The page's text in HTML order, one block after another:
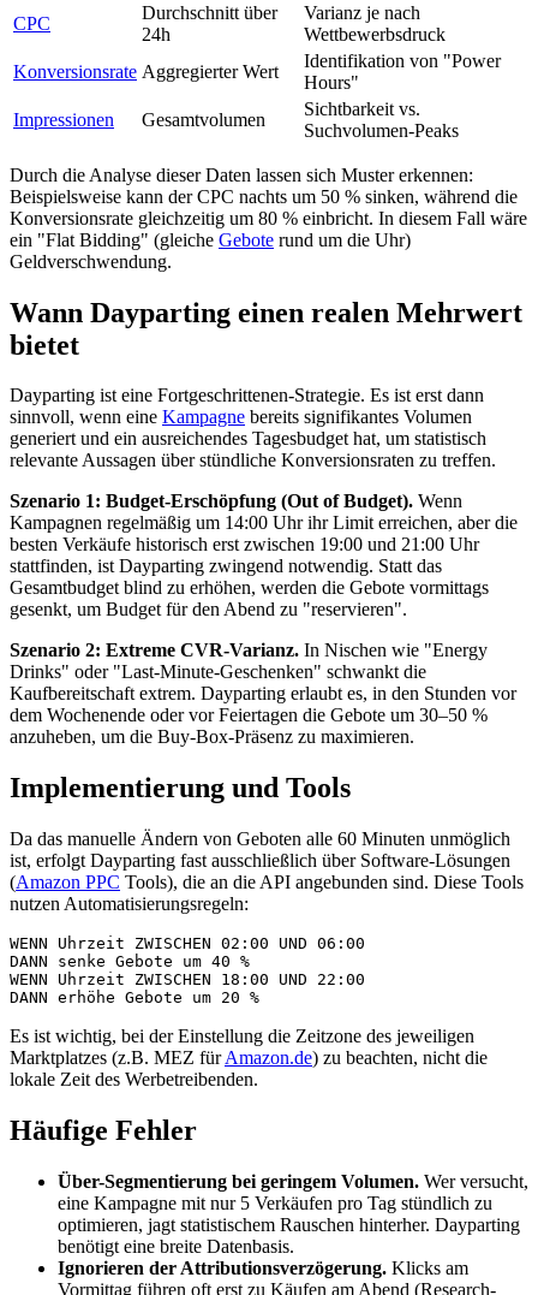
CPC
Durchschnitt über
24h
Varianz je nach
Wettbewerbsdruck
Konversionsrate Aggregierter Wert
Identifikation von "Power
Hours"
Impressionen
Gesamtvolumen
Sichtbarkeit vs.
Suchvolumen-Peaks
Durch die Analyse dieser Daten lassen sich Muster erkennen:
Beispielsweise kann der CPC nachts um 50 % sinken, während die
Konversionsrate gleichzeitig um 80 % einbricht. In diesem Fall wäre
ein "Flat Bidding" (gleiche Gebote rund um die Uhr)
Geldverschwendung.
Wann Dayparting einen realen Mehrwert
bietet
Dayparting ist eine Fortgeschrittenen-Strategie. Es ist erst dann
sinnvoll, wenn eine Kampagne bereits signifikantes Volumen
generiert und ein ausreichendes Tagesbudget hat, um statistisch
relevante Aussagen über stündliche Konversionsraten zu treffen.
Szenario 1: Budget-Erschöpfung (Out of Budget). Wenn
Kampagnen regelmäßig um 14:00 Uhr ihr Limit erreichen, aber die
besten Verkäufe historisch erst zwischen 19:00 und 21:00 Uhr
stattfinden, ist Dayparting zwingend notwendig. Statt das
Gesamtbudget blind zu erhöhen, werden die Gebote vormittags
gesenkt, um Budget für den Abend zu "reservieren".
Szenario 2: Extreme CVR-Varianz. In Nischen wie "Energy
Drinks" oder "Last-Minute-Geschenken" schwankt die
Kaufbereitschaft extrem. Dayparting erlaubt es, in den Stunden vor
dem Wochenende oder vor Feiertagen die Gebote um 30–50 %
anzuheben, um die Buy-Box-Präsenz zu maximieren.
Implementierung und Tools
Da das manuelle Ändern von Geboten alle 60 Minuten unmöglich
ist, erfolgt Dayparting fast ausschließlich über Software-Lösungen
(Amazon PPC Tools), die an die API angebunden sind. Diese Tools
nutzen Automatisierungsregeln:
WENN Uhrzeit ZWISCHEN 02:00 UND 06:00
DANN senke Gebote um 40 %
WENN Uhrzeit ZWISCHEN 18:00 UND 22:00
Es ist wichtig, bei der Einstellung die Zeitzone des jeweiligen
Marktplatzes (z.B. MEZ fürAmazon.de) zu beachten, nicht die
lokale Zeit des Werbetreibenden.
Häufige Fehler
Über-Segmentierung bei geringem Volumen. Wer versucht,
eine Kampagne mit nur 5 Verkäufen pro Tag stündlich zu
optimieren, jagt statistischem Rauschen hinterher. Dayparting
benötigt eine breite Datenbasis.
Ignorieren der Attributionsverzögerung. Klicks am
Vormittag führen oft erst zu Käufen am Abend (Research-